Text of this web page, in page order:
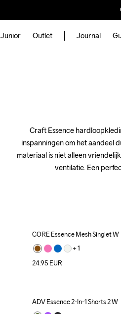
Junior Outlet Journal
Craft Essence
inspanningen om het aandeel
materiaal is niet alleen
ventilatie. Een
New
CORE Essence Mesh Singlet W
+ 1
24.95 EUR
ADV Essence 2-In-1 Shorts 2 W